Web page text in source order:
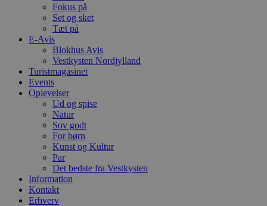
Fokus på
Set og sket
Tæt på
E-Avis
Blokhus Avis
Vestkysten Nordjylland
Turistmagasinet
Events
Oplevelser
Ud og spise
Natur
Sov godt
For børn
Kunst og Kultur
Par
Det bedste fra Vestkysten
Information
Kontakt
Erhverv